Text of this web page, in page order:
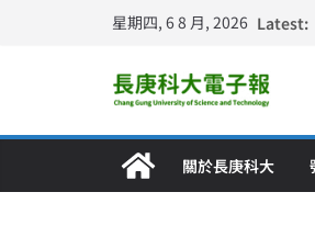
星期四, 6 8 月, 2026 Latest:
關於長庚科大